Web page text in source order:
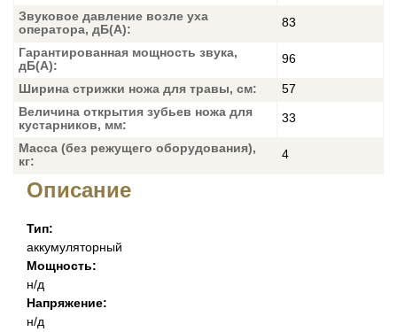
Звуковое давление возле уха
оператора, дБ(А):
83
Гарантированная мощность звука,
дБ(А):
96
Ширина стрижки ножа для травы, см:
57
Величина открытия зубьев ножа для
кустарников, мм:
33
Масса (без режущего оборудования),
кг:
4
Описание
Тип:
аккумуляторный
Мощность:
н/д
Напряжение:
н/д